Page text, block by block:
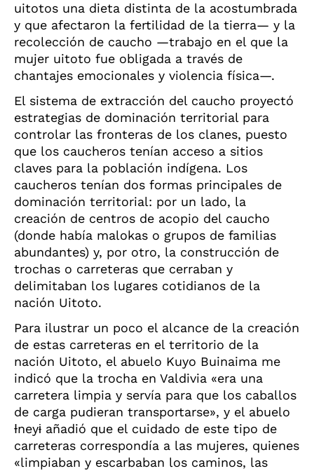
uitotos una dieta distinta de la acostumbrada
y que afectaron la fertilidad de la tierra— y la
recolección de caucho —trabajo en el que la
mujer uitoto fue obligada a través de
chantajes emocionales y violencia física—.
El sistema de extracción del caucho proyectó
estrategias de dominación territorial para
controlar las fronteras de los clanes, puesto
que los caucheros tenían acceso a sitios
claves para la población indígena. Los
caucheros tenían dos formas principales de
dominación territorial: por un lado, la
creación de centros de acopio del caucho
(donde había malokas o grupos de familias
abundantes) y, por otro, la construcción de
trochas o carreteras que cerraban y
delimitaban los lugares cotidianos de la
nación Uitoto.
Para ilustrar un poco el alcance de la creación
de estas carreteras en el territorio de la
nación Uitoto, el abuelo Kuyo Buinaima me
indicó que la trocha en Valdivia «era una
carretera limpia y servía para que los caballos
de carga pudieran transportarse», y el abuelo
Ɨneyɨ añadió que el cuidado de este tipo de
carreteras correspondía a las mujeres, quienes
«limpiaban y escarbaban los caminos, las